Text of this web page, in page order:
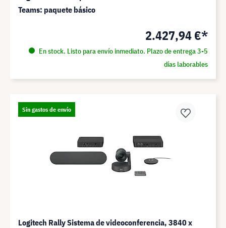
Teams: paquete básico
2.427,94 €*
En stock. Listo para envío inmediato. Plazo de entrega 3-5
días laborables
Sin gastos de envío
Logitech Rally Sistema de videoconferencia, 3840 x